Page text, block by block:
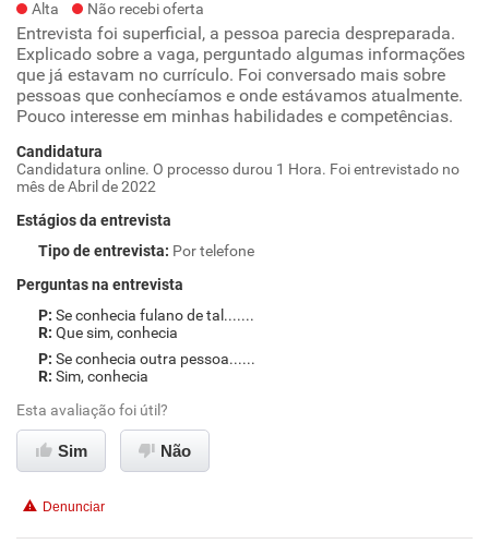
Alta Não recebi oferta
Entrevista foi superficial, a pessoa parecia despreparada.
Explicado sobre a vaga, perguntado algumas informações
que já estavam no currículo. Foi conversado mais sobre
pessoas que conhecíamos e onde estávamos atualmente.
Pouco interesse em minhas habilidades e competências.
Candidatura
Candidatura online. O processo durou 1 Hora. Foi entrevistado no
mês de Abril de 2022
Estágios da entrevista
Tipo de entrevista: Por telefone
Perguntas na entrevista
Se conhecia fulano de tal.......
Que sim, conhecia
Se conhecia outra pessoa......
Sim, conhecia
Esta avaliação foi útil?
Sim Não
Denunciar